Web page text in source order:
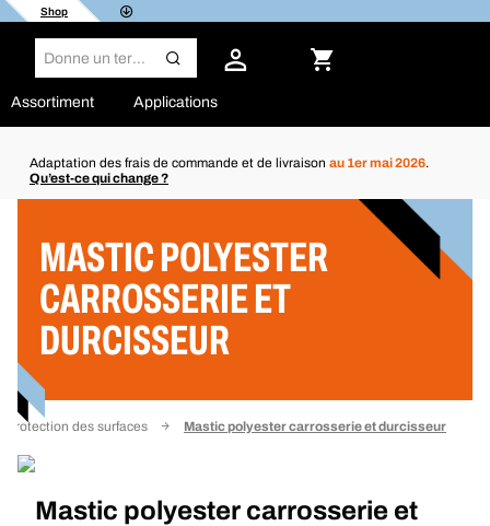
Shop
Assortiment Applications
Adaptation des frais de commande et de livraison au 1er mai 2026.
Qu’est-ce qui change ?
MASTIC POLYESTER
CARROSSERIE ET
DURCISSEUR
Protection des surfaces Mastic polyester carrosserie et durcisseur
Mastic polyester carrosserie et